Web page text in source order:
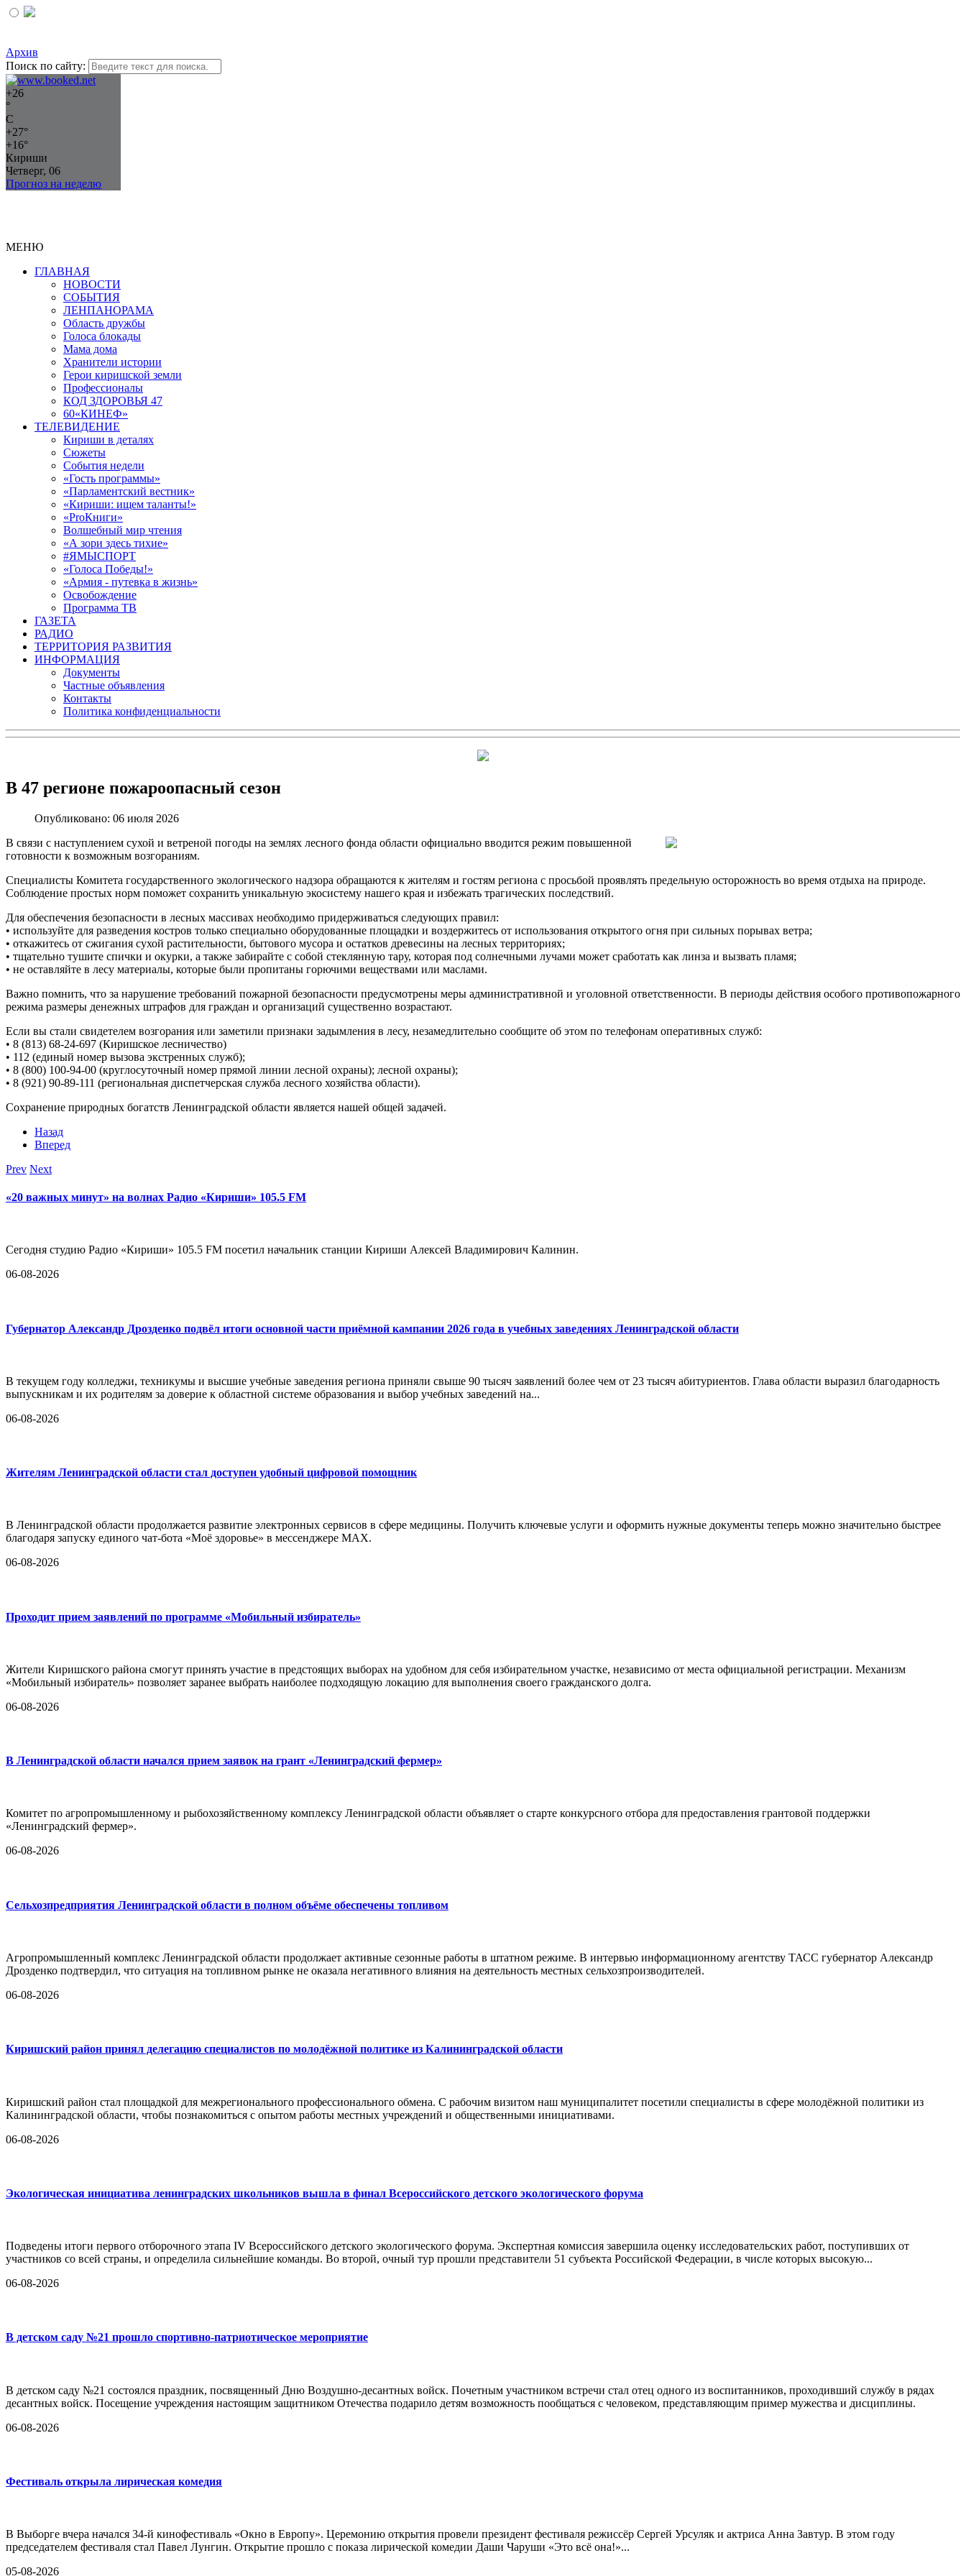
Архив
Поиск по сайту:
+26
°
C
+27°
+16°
Кириши
Четверг, 06
Прогноз на неделю
МЕНЮ
ГЛАВНАЯ
НОВОСТИ
СОБЫТИЯ
ЛЕНПАНОРАМА
Область дружбы
Голоса блокады
Мама дома
Хранители истории
Герои киришской земли
Профессионалы
КОД ЗДОРОВЬЯ 47
60«КИНЕФ»
ТЕЛЕВИДЕНИЕ
Кириши в деталях
Сюжеты
События недели
«Гость программы»
«Парламентский вестник»
«Кириши: ищем таланты!»
«ProКниги»
Волшебный мир чтения
«А зори здесь тихие»
#ЯМЫСПОРТ
«Голоса Победы!»
«Армия - путевка в жизнь»
Освобождение
Программа ТВ
ГАЗЕТА
РАДИО
ТЕРРИТОРИЯ РАЗВИТИЯ
ИНФОРМАЦИЯ
Документы
Частные объявления
Контакты
Политика конфиденциальности
В 47 регионе пожароопасный сезон
Опубликовано: 06 июля 2026
В связи с наступлением сухой и ветреной погоды на землях лесного фонда области официально вводится режим повышенной
готовности к возможным возгораниям.
Специалисты Комитета государственного экологического надзора обращаются к жителям и гостям региона с просьбой проявлять предельную осторожность во время отдыха на природе.
Соблюдение простых норм поможет сохранить уникальную экосистему нашего края и избежать трагических последствий.
Для обеспечения безопасности в лесных массивах необходимо придерживаться следующих правил:
• используйте для разведения костров только специально оборудованные площадки и воздержитесь от использования открытого огня при сильных порывах ветра;
• откажитесь от сжигания сухой растительности, бытового мусора и остатков древесины на лесных территориях;
• тщательно тушите спички и окурки, а также забирайте с собой стеклянную тару, которая под солнечными лучами может сработать как линза и вызвать пламя;
• не оставляйте в лесу материалы, которые были пропитаны горючими веществами или маслами.
Важно помнить, что за нарушение требований пожарной безопасности предусмотрены меры административной и уголовной ответственности. В периоды действия особого противопожарного
режима размеры денежных штрафов для граждан и организаций существенно возрастают.
Если вы стали свидетелем возгорания или заметили признаки задымления в лесу, незамедлительно сообщите об этом по телефонам оперативных служб:
• 8 (813) 68-24-697 (Киришское лесничество)
• 112 (единый номер вызова экстренных служб);
• 8 (800) 100-94-00 (круглосуточный номер прямой линии лесной охраны); лесной охраны);
• 8 (921) 90-89-111 (региональная диспетчерская служба лесного хозяйства области).
Сохранение природных богатств Ленинградской области является нашей общей задачей.
Назад
Вперед
Prev Next
«20 важных минут» на волнах Радио «Кириши» 105.5 FM
Сегодня студию Радио «Кириши» 105.5 FM посетил начальник станции Кириши Алексей Владимирович Калинин.
06-08-2026
Губернатор Александр Дрозденко подвёл итоги основной части приёмной кампании 2026 года в учебных заведениях Ленинградской области
В текущем году колледжи, техникумы и высшие учебные заведения региона приняли свыше 90 тысяч заявлений более чем от 23 тысяч абитуриентов. Глава области выразил благодарность
выпускникам и их родителям за доверие к областной системе образования и выбор учебных заведений на...
06-08-2026
Жителям Ленинградской области стал доступен удобный цифровой помощник
В Ленинградской области продолжается развитие электронных сервисов в сфере медицины. Получить ключевые услуги и оформить нужные документы теперь можно значительно быстрее
благодаря запуску единого чат-бота «Моё здоровье» в мессенджере MAX.
06-08-2026
Проходит прием заявлений по программе «Мобильный избиратель»
Жители Киришского района смогут принять участие в предстоящих выборах на удобном для себя избирательном участке, независимо от места официальной регистрации. Механизм
«Мобильный избиратель» позволяет заранее выбрать наиболее подходящую локацию для выполнения своего гражданского долга.
06-08-2026
В Ленинградской области начался прием заявок на грант «Ленинградский фермер»
Комитет по агропромышленному и рыбохозяйственному комплексу Ленинградской области объявляет о старте конкурсного отбора для предоставления грантовой поддержки
«Ленинградский фермер».
06-08-2026
Сельхозпредприятия Ленинградской области в полном объёме обеспечены топливом
Агропромышленный комплекс Ленинградской области продолжает активные сезонные работы в штатном режиме. В интервью информационному агентству ТАСС губернатор Александр
Дрозденко подтвердил, что ситуация на топливном рынке не оказала негативного влияния на деятельность местных сельхозпроизводителей.
06-08-2026
Киришский район принял делегацию специалистов по молодёжной политике из Калининградской области
Киришский район стал площадкой для межрегионального профессионального обмена. С рабочим визитом наш муниципалитет посетили специалисты в сфере молодёжной политики из
Калининградской области, чтобы познакомиться с опытом работы местных учреждений и общественными инициативами.
06-08-2026
Экологическая инициатива ленинградских школьников вышла в финал Всероссийского детского экологического форума
Подведены итоги первого отборочного этапа IV Всероссийского детского экологического форума. Экспертная комиссия завершила оценку исследовательских работ, поступивших от
участников со всей страны, и определила сильнейшие команды. Во второй, очный тур прошли представители 51 субъекта Российской Федерации, в числе которых высокую...
06-08-2026
В детском саду №21 прошло спортивно-патриотическое мероприятие
В детском саду №21 состоялся праздник, посвященный Дню Воздушно-десантных войск. Почетным участником встречи стал отец одного из воспитанников, проходивший службу в рядах
десантных войск. Посещение учреждения настоящим защитником Отечества подарило детям возможность пообщаться с человеком, представляющим пример мужества и дисциплины.
06-08-2026
Фестиваль открыла лирическая комедия
В Выборге вчера начался 34-й кинофестиваль «Окно в Европу». Церемонию открытия провели президент фестиваля режиссёр Сергей Урсуляк и актриса Анна Завтур. В этом году
председателем фестиваля стал Павел Лунгин. Открытие прошло с показа лирической комедии Даши Чаруши «Это всё она!»...
05-08-2026